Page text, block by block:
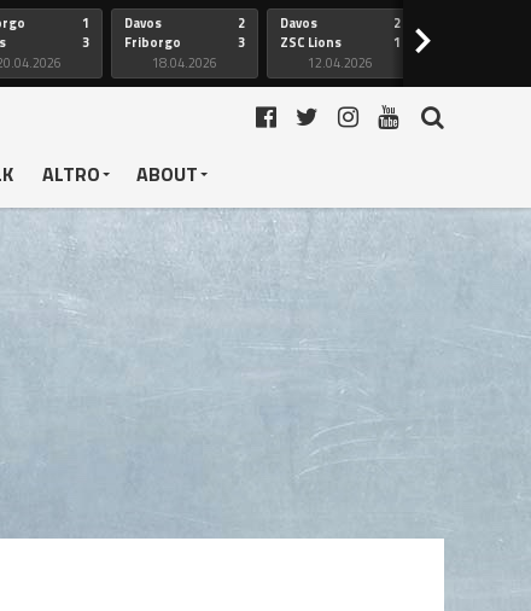
1
3
Davos
Friborgo
2
3
18.04.2026
Davos
ZSC Lions
2
1
12.04.2026
>
ALTRO ABOUT